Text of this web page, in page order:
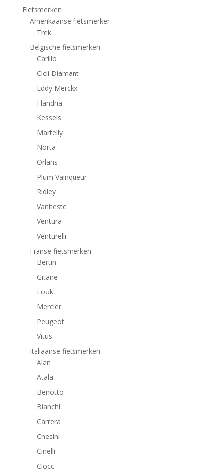
Fietsmerken
Amerikaanse fietsmerken
Trek
Belgische fietsmerken
Carillo
Cicli Diamant
Eddy Merckx
Flandria
Kessels
Martelly
Norta
Orlans
Plum Vainqueur
Ridley
Vanheste
Ventura
Venturelli
Franse fietsmerken
Bertin
Gitane
Look
Mercier
Peugeot
Vitus
Italiaanse fietsmerken
Alan
Atala
Benotto
Bianchi
Carrera
Chesini
Cinelli
Ciöcc